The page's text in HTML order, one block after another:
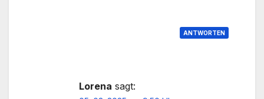
ANTWORTEN
Lorena sagt: